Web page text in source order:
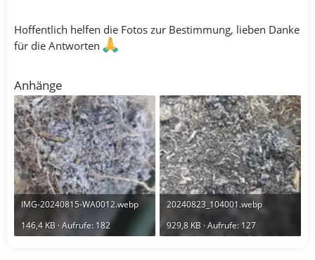
Hoffentlich helfen die Fotos zur Bestimmung, lieben Danke
für die Antworten
Anhänge
IMG-20240815-WA0012.webp
146,4 KB · Aufrufe: 182
20240823_104001.webp
929,8 KB · Aufrufe: 127